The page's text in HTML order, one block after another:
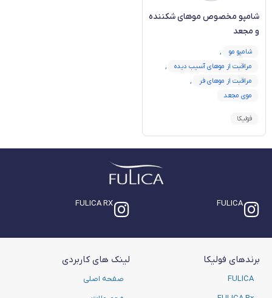
شامپو مخصوص موهای شکننده
و مجعد
شامپو مو
,
مراقبت از موهای آسیب دیده
,
مراقبت از موهای فر
,
موی مجعد
فولیکا
FULICA
FULICA RX
برندهای فولیکا
FULICA
لینک های کاربردی
صفحه اصلی